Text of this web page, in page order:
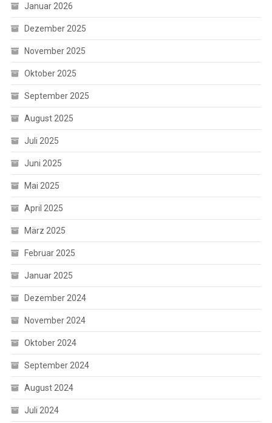
Januar 2026
Dezember 2025
November 2025
Oktober 2025
September 2025
August 2025
Juli 2025
Juni 2025
Mai 2025
April 2025
März 2025
Februar 2025
Januar 2025
Dezember 2024
November 2024
Oktober 2024
September 2024
August 2024
Juli 2024